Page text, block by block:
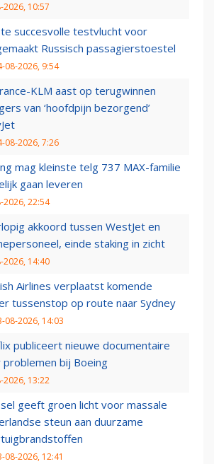
2026, 10:57
succesvolle testvlucht voor
Russisch passagierstoestel
08-2026, 9:54
KLM aast op terugwinnen
van ‘hoofdpijn bezorgend’
08-2026, 7:26
mag kleinste telg 737 MAX-familie
gaan leveren
2026, 22:54
akkoord tussen WestJet en
einde staking in zicht
2026, 14:40
Airlines verplaatst komende
tussenstop op route naar Sydney
08-2026, 14:03
publiceert nieuwe documentaire
problemen bij Boeing
2026, 13:22
geeft groen licht voor massale
steun aan duurzame
08-2026, 12:41